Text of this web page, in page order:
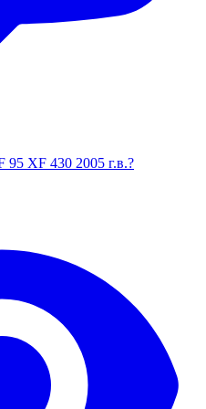
95 XF 430 2005 г.в.?